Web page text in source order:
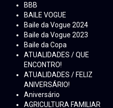
BBB
BAILE VOGUE
Baile da Vogue 2024
Baile da Vogue 2023
Baile da Copa
ATUALIDADES / QUE
ENCONTRO!
ATUALIDADES / FELIZ
ANIVERSÁRIO!
Aniversário
AGRICULTURA FAMILIAR